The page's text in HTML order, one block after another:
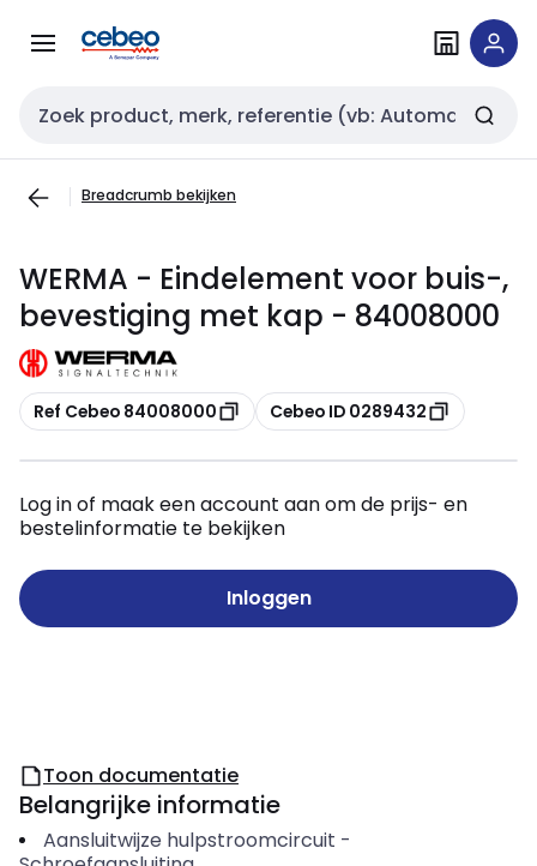
naar
naar
Zoekveld invoer
Breadcrumb bekijken
WERMA - Eindelement voor buis-,
bevestiging met kap - 84008000
Kopiëren
Ref Cebeo 84008000 Kopiëren
Cebeo ID 0289432
Log in of maak een account aan om de prijs- en
bestelinformatie te bekijken
Inloggen
Toon documentatie
Belangrijke informatie
Aansluitwijze hulpstroomcircuit -